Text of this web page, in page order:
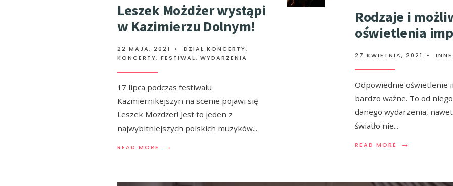
Leszek Możdżer wystąpi
w Kazimierzu Dolnym!
22 MAJA, 2021 • DZIAŁ KONCERTY,
KONCERTY, FESTIWAL, WYDARZENIA
17 lipca podczas festiwalu
Kazmiernikejszyn na scenie pojawi się
Leszek Możdżer! Jest to jeden z
najwybitniejszych polskich muzyków...
READ MORE →
Rodzaje i
oświetlenia
27 KWIETNIA, 2021 • INNE
Odpowiednie oświetlenie
bardzo ważne. To od
danego wydarzenia,
światło nie...
READ MORE →